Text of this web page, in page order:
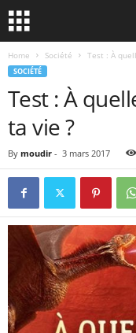
Home Société Test : À
SOCIÉTÉ
Test : À
ta vie ?
By moudir - 3 mars 2017